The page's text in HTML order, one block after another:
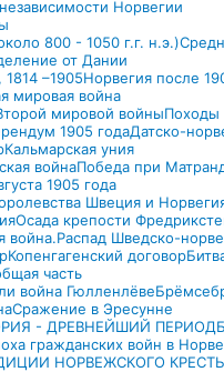
Норвегии
800 - 1050 г.г. н.э.)
от Дании
–1905Норвегия после
мировая война
мировой войныПоходы
1905 годаДатско-
Кальмарская уния
войнаПобеда при
1905 года
Швеция и
Осада крепости
война.Распад Шведско-
Копенгагенский договор
часть
война Гюлленлёве
Сражение в Эресунне
- ДРЕВНЕЙШИЙ ПЕРИОД
гражданских войн в
НОРВЕЖСКОГО